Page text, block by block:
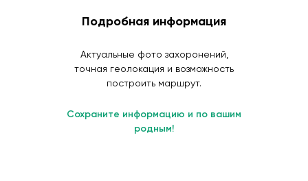
Подробная информация
Актуальные фото захоронений,
точная геолокация и возможность
построить маршрут.
Сохраните информацию и по вашим
родным!